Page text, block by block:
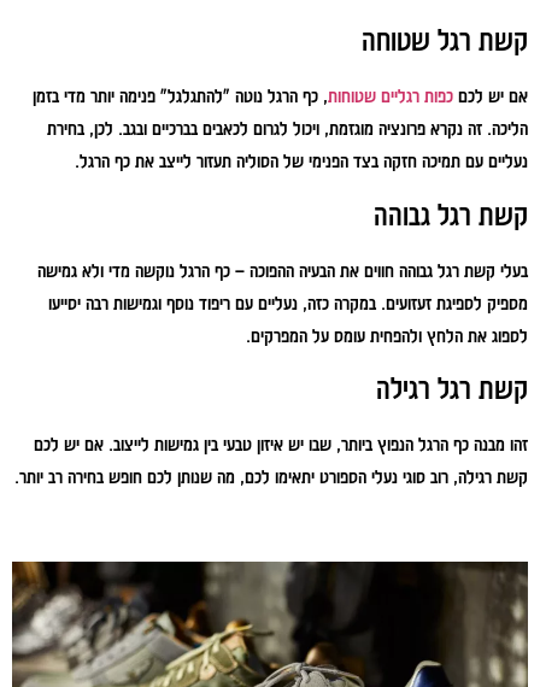
קשת רגל שטוחה
אם יש לכם כפות רגליים שטוחות, כף הרגל נוטה "להתגלגל" פנימה יותר מדי בזמן
הליכה. זה נקרא פרונציה מוגזמת, ויכול לגרום לכאבים בברכיים ובגב. לכן, בחירת
נעליים עם תמיכה חזקה בצד הפנימי של הסוליה תעזור לייצב את כף הרגל.
קשת רגל גבוהה
בעלי קשת רגל גבוהה חווים את הבעיה ההפוכה – כף הרגל נוקשה מדי ולא גמישה
מספיק לספיגת זעזועים. במקרה כזה, נעליים עם ריפוד נוסף וגמישות רבה יסייעו
לספוג את הלחץ ולהפחית עומס על המפרקים.
קשת רגל רגילה
זהו מבנה כף הרגל הנפוץ ביותר, שבו יש איזון טבעי בין גמישות לייצוב. אם יש לכם
קשת רגילה, רוב סוגי נעלי הספורט יתאימו לכם, מה שנותן לכם חופש בחירה רב יותר.